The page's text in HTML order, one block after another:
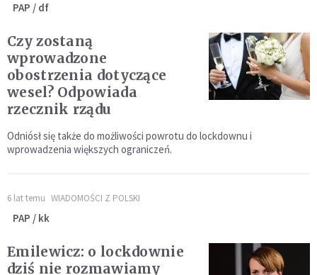
PAP / df
Czy zostaną
wprowadzone
obostrzenia dotyczące
wesel? Odpowiada
rzecznik rządu
Odniósł się także do możliwości powrotu do lockdownu i
wprowadzenia większych ograniczeń.
6 lat temu WIADOMOŚCI Z POLSKI
PAP / kk
Emilewicz: o lockdownie
dziś nie rozmawiamy